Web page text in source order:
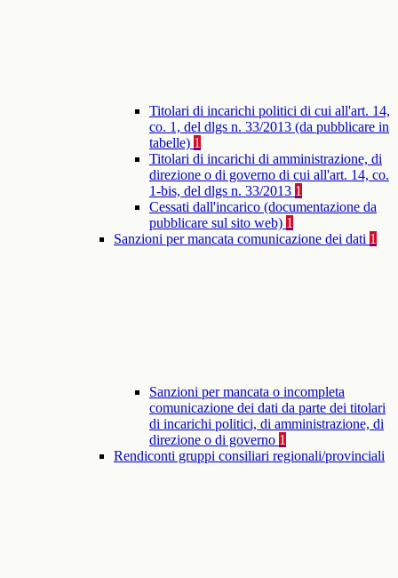
Titolari di incarichi politici di cui all'art. 14,
co. 1, del dlgs n. 33/2013 (da pubblicare in
tabelle) 1
Titolari di incarichi di amministrazione, di
direzione o di governo di cui all'art. 14, co.
1-bis, del dlgs n. 33/2013 1
Cessati dall'incarico (documentazione da
pubblicare sul sito web) 1
Sanzioni per mancata comunicazione dei dati 1
Sanzioni per mancata o incompleta
comunicazione dei dati da parte dei titolari
di incarichi politici, di amministrazione, di
direzione o di governo 1
Rendiconti gruppi consiliari regionali/provinciali